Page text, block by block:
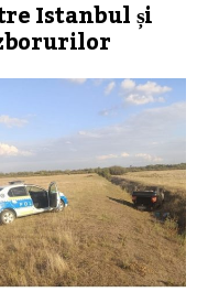
Istanbul și